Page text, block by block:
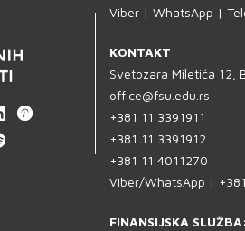
Viber | WhatsApp |
KONTAKT
Svetozara Miletića 12,
office@fsu.edu.rs
+381 11 3391911
+381 11 3391912
+381 11 4011270
Viber/WhatsApp |
FINANSIJSKA